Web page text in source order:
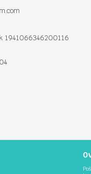
1941066346200116